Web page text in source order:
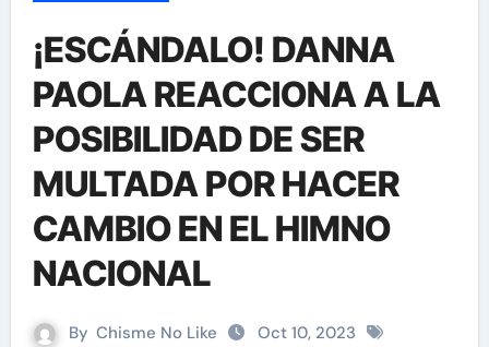
¡ESCÁNDALO! DANNA
PAOLA REACCIONA A LA
POSIBILIDAD DE SER
MULTADA POR HACER
CAMBIO EN EL HIMNO
NACIONAL
By Chisme No Like
Oct 10, 2023